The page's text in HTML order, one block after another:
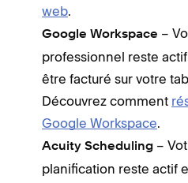
web.
Google Workspace –
professionnel reste
être facturé sur votre
Découvrez comment
Google Workspace.
Acuity Scheduling –
planification reste actif